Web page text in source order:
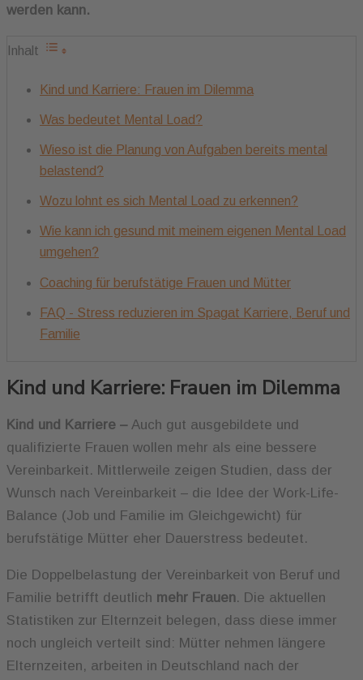
werden kann.
Inhalt
Kind und Karriere: Frauen im Dilemma
Was bedeutet Mental Load?
Wieso ist die Planung von Aufgaben bereits mental
belastend?
Wozu lohnt es sich Mental Load zu erkennen?
Wie kann ich gesund mit meinem eigenen Mental Load
umgehen?
Coaching für berufstätige Frauen und Mütter
FAQ - Stress reduzieren im Spagat Karriere, Beruf und
Familie
Kind und Karriere: Frauen im Dilemma
Kind und Karriere – Auch gut ausgebildete und
qualifizierte Frauen wollen mehr als eine bessere
Vereinbarkeit. Mittlerweile zeigen Studien, dass der
Wunsch nach Vereinbarkeit – die Idee der Work-Life-
Balance (Job und Familie im Gleichgewicht) für
berufstätige Mütter eher Dauerstress bedeutet.
Die Doppelbelastung der Vereinbarkeit von Beruf und
Familie betrifft deutlich mehr Frauen. Die aktuellen
Statistiken zur Elternzeit belegen, dass diese immer
noch ungleich verteilt sind: Mütter nehmen längere
Elternzeiten, arbeiten in Deutschland nach der